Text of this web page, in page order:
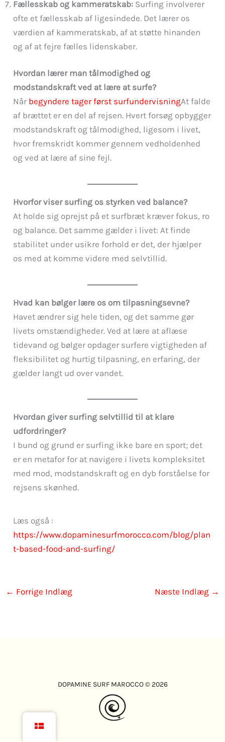
Fællesskab og kammeratskab: Surfing involverer
ofte et fællesskab af ligesindede. Det lærer os
værdien af kammeratskab, af at støtte hinanden
og af at fejre fælles lidenskaber.
Hvordan lærer man tålmodighed og
modstandskraft ved at lære at surfe?
Når begyndere tager først surfundervisningAt falde
af brættet er en del af rejsen. Hvert forsøg opbygger
modstandskraft og tålmodighed, ligesom i livet,
hvor fremskridt kommer gennem vedholdenhed
og ved at lære af sine fejl.
Hvorfor viser surfing os styrken ved balance?
At holde sig oprejst på et surfbræt kræver fokus, ro
og balance. Det samme gælder i livet: At finde
stabilitet under usikre forhold er det, der hjælper
os med at komme videre med selvtillid.
Hvad kan bølger lære os om tilpasningsevne?
Havet ændrer sig hele tiden, og det samme gør
livets omstændigheder. Ved at lære at aflæse
tidevand og bølger opdager surfere vigtigheden af
fleksibilitet og hurtig tilpasning, en erfaring, der
gælder langt ud over vandet.
Hvordan giver surfing selvtillid til at klare
udfordringer?
I bund og grund er surfing ikke bare en sport; det
er en metafor for at navigere i livets kompleksitet
med mod, modstandskraft og en dyb forståelse for
rejsens skønhed.
Læs også :
https://www.dopaminesurfmorocco.com/blog/plan
t-based-food-and-surfing/
← Forrige Indlæg Næste Indlæg →
DOPAMINE SURF MAROCCO © 2026